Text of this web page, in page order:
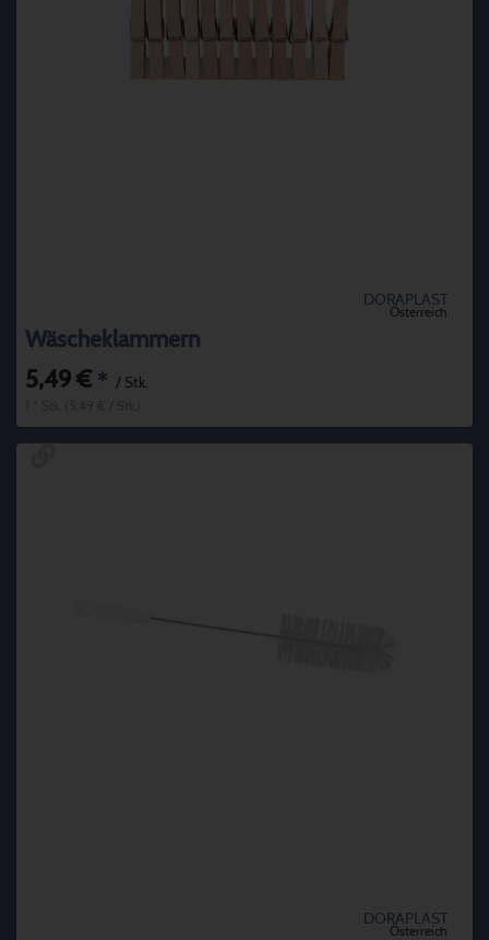
DORAPLAST
Österreich
Wäscheklammern
5,49 € * / Stk.
DORAPLAST
Österreich